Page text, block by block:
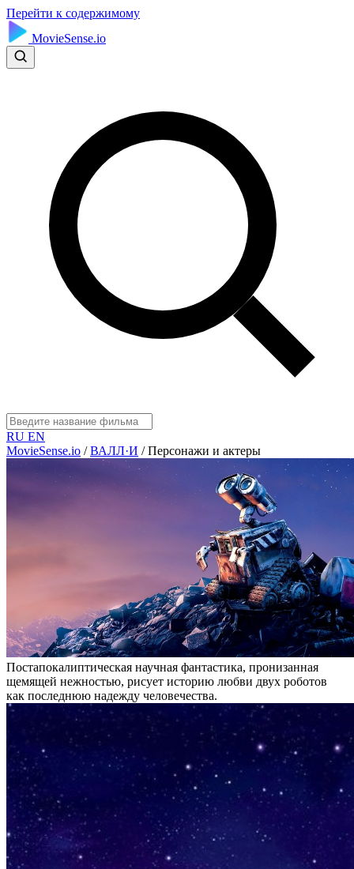
Перейти к содержимому
MovieSense.io
RU EN
MovieSense.io / ВАЛЛ·И / Персонажи и актеры
Постапокалиптическая научная фантастика, пронизанная
щемящей нежностью, рисует историю любви двух роботов
как последнюю надежду человечества.